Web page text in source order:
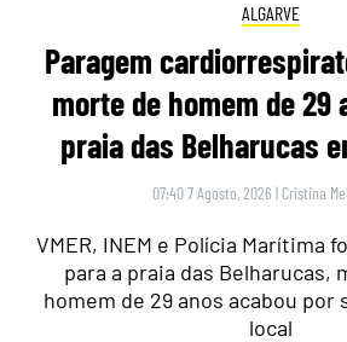
ALGARVE
Paragem
morte de homem de 29
praia das Belharucas
07:40 7 Agosto, 2026 | Cristina
VMER, INEM e Polícia Marítima
para a praia das Belharucas,
homem de 29 anos acabou por
local